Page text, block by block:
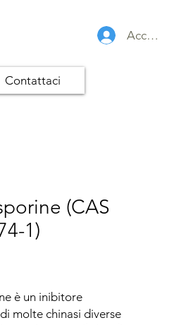
Accedi
Contattaci
(CAS
1)
è un inibitore
molte chinasi diverse